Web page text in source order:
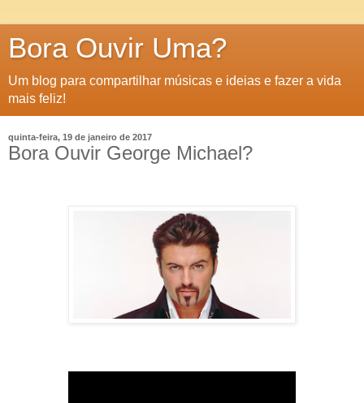
Bora Ouvir Uma?
Um blog para compartilhar músicas e ideias e fazer a vida
mais feliz!
quinta-feira, 19 de janeiro de 2017
Bora Ouvir George Michael?